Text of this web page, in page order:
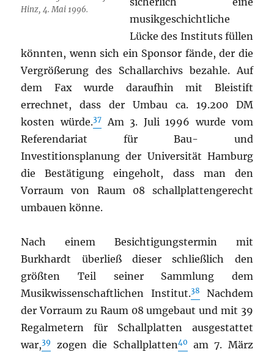
Hinz, 4. Mai 1996.
musikgeschichtliche
Lücke des Instituts füllen
könnten, wenn sich ein Sponsor fände, der die
Vergrößerung des Schallarchivs bezahle. Auf
dem Fax wurde daraufhin mit Bleistift
errechnet, dass der Umbau ca. 19.200 DM
kosten würde.37
Am 3. Juli 1996 wurde vom
Referendariat für Bau- und
Investitionsplanung der Universität Hamburg
die Bestätigung eingeholt, dass man den
Vorraum von Raum 08 schallplattengerecht
umbauen könne.
Nach einem Besichtigungstermin mit
Burkhardt überließ dieser schließlich den
größten Teil seiner Sammlung dem
Musikwissenschaftlichen Institut.38
Nachdem
der Vorraum zu Raum 08 umgebaut und mit 39
Regalmetern für Schallplatten ausgestattet
war,39 zogen die Schallplatten40
am 7. März